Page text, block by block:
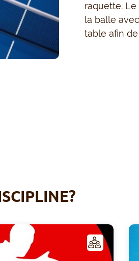
raquette.
la balle
table afin
C